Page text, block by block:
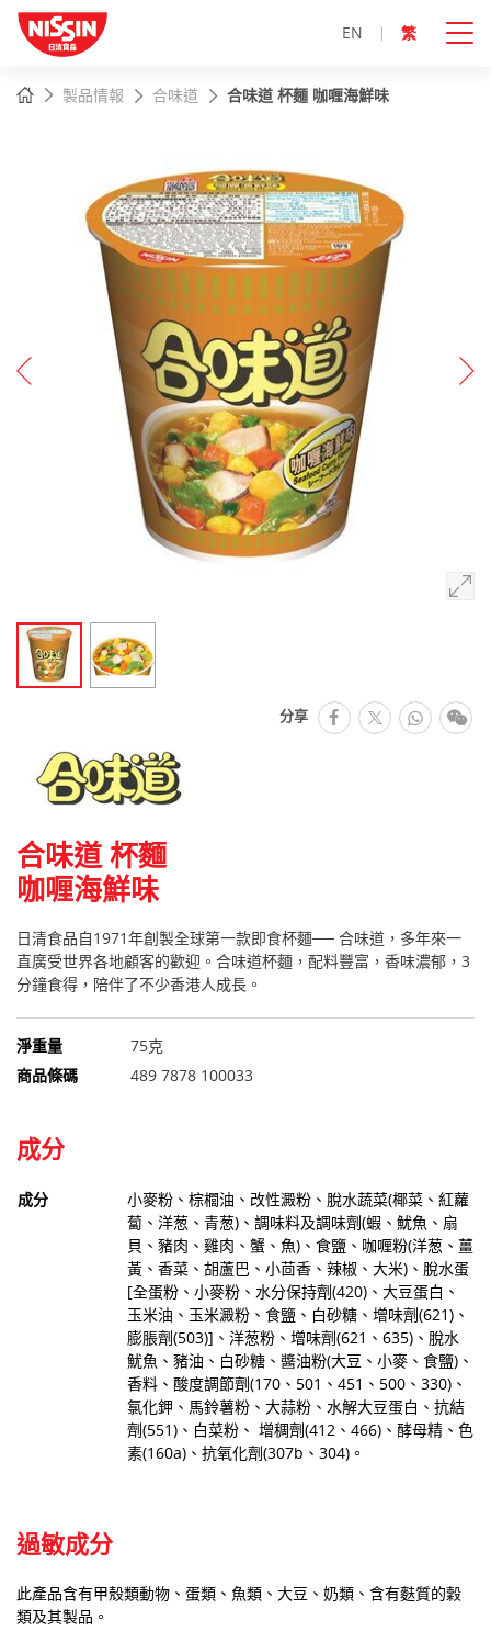
EN 繁
主頁製品情報 合味道 合味道 杯麵 咖喱海鮮味
分享 facebook
推特 微
合味道 杯麵
咖喱海鮮味
日清食品自1971年創製全球第一款即食杯麵── 合味道，多年來一
直廣受世界各地顧客的歡迎。合味道杯麵，配料豐富，香味濃郁，3
分鐘食得，陪伴了不少香港人成長。
淨重量
75克
商品條碼
489 7878 100033
成分
成分
小麥粉、棕櫚油、改性澱粉、脫水蔬菜(椰菜、紅蘿
蔔、洋葱、青葱)、調味料及調味劑(蝦、魷魚、扇
貝、豬肉、雞肉、蟹、魚)、食鹽、咖喱粉(洋葱、薑
黃、香菜、胡蘆巴、小茴香、辣椒、大米)、脫水蛋
[全蛋粉、小麥粉、水分保持劑(420)、大豆蛋白、
玉米油、玉米澱粉、食鹽、白砂糖、增味劑(621)、
膨脹劑(503)]、洋葱粉、增味劑(621、635)、脫水
魷魚、豬油、白砂糖、醬油粉(大豆、小麥、食鹽)、
香料、酸度調節劑(170、501、451、500、330)、
氯化鉀、馬鈴薯粉、大蒜粉、水解大豆蛋白、抗結
劑(551)、白菜粉、 增稠劑(412、466)、酵母精、色
素(160a)、抗氧化劑(307b、304)。
過敏成分
此產品含有甲殼類動物、蛋類、魚類、大豆、奶類、含有麩質的穀
類及其製品。